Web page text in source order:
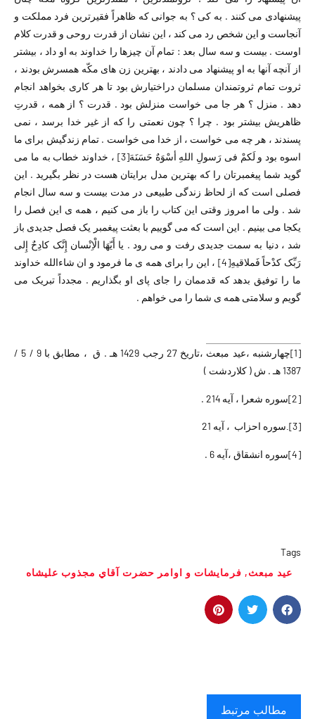
پیشنهادی می کنند . به کی ؟ به جوانی که ظاهراً فقیرترین فرد مملکت و
آنجاست و این شخص رد می کند ، این نشان از قدرت روحی و قدرت کلام
اوست . بیست و سه سال بعد : تمام آن چیزها را خداوند به او داد ، بیشتر
از آنچه آنها به او پیشنهاد می دادند ،‌ بهترین زن های مکّه همسرش بودند ،‌
ثروت تمام ثروتمندان مسلمان دراختیارش بود تا هر کاری بخواهد انجام
دهد . منزل ؟ هر جا می خواست منزلش بود . قدرت ؟ از همه ،‌ قدرتِ
ظاهریش بیشتر بود . چرا ؟ چون نعمتی را که از غیر خدا برسد ،‌ نمی
پسندند ، هر چه می خواست ،‌ از خدا می خواست . تمام زندگیش برای ما
اسوه بود و لَکمْ فی رَسولِ اللهِ أسْوَهٌ حَسَنَهَ[3]
،‌ خداوند خطاب به ما می
گوید شما پیغمبرتان را که بهترین مدل برایتان هست در نظر بگیرید . این
فصلی است که از لحاظ زندگی طبیعی در مدت بیست و سه سال انجام
شد . ولی ما امروز وقتی این کتاب را باز می کنیم ،‌ همه ی این فصل را
یکجا می بینیم . این است که می گوییم با بعثت پیغمبر یک فصل جدیدی باز
شد ،‌ دنیا به سمت جدیدی رفت و می رود . یا أَیّهَا الْاِنْسان إِنَّک کادِحٌ إِلی
رَبِّک کدْحاً فَملاقیهِ[4]
،‌ این را برای همه ی ما فرمود و ان شاءالله خداوند
ما را توفیق بدهد که قدممان را جای پای او بگذاریم . مجدداً تبریک می
گویم و سلامتی همه ی شما را می خواهم .
[1]
چهارشنبه ،عید مبعث ،‌تاریخ 27 رجب 1429 هـ . ق ، مطابق با 9 / 5 /
1387 هـ . ش ( کلاردشت )
[2] سوره شعرا ، آیه 214 .
[3]
.سوره احزاب ، آیه 21
[4] سوره انشقاق ،‌آیه 6 .
Tags
عید مبعث, فرمايشات و اوامر حضرت آقاي مجذوب عليشاه
مطالب مرتبط